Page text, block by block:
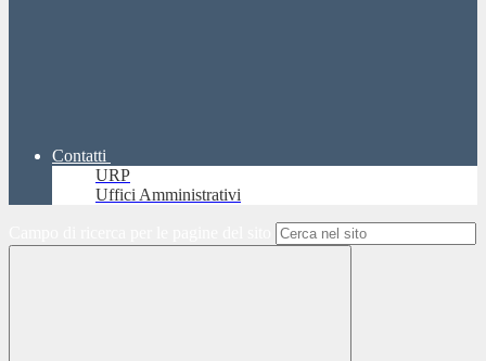
Contatti
URP
Uffici Amministrativi